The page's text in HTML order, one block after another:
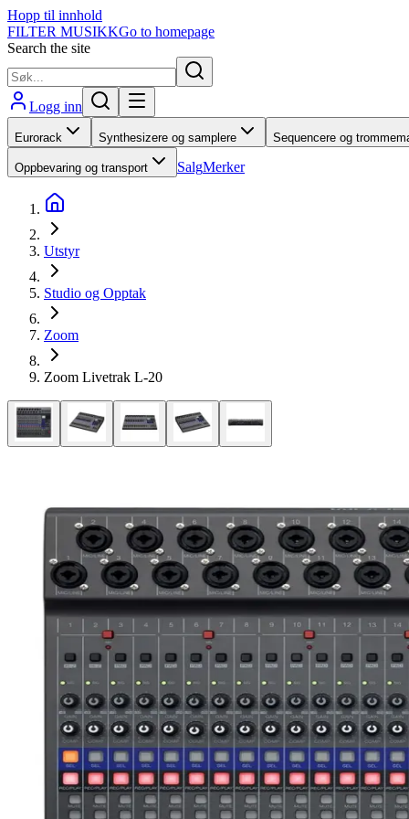
Hopp til innhold
FILTER MUSIKKGo to homepage
Search the site
Logg inn
Eurorack Synthesizere og samplere Sequencere og
Oppbevaring og transport SalgMerker
Utstyr
Studio og Opptak
Zoom
Zoom Livetrak L-20